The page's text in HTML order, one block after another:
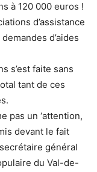
à 120 000 euros !
d’assistance
d’aides
s’est faite sans
tant de ces
pas un ‘attention,
devant le fait
général
du Val-de-